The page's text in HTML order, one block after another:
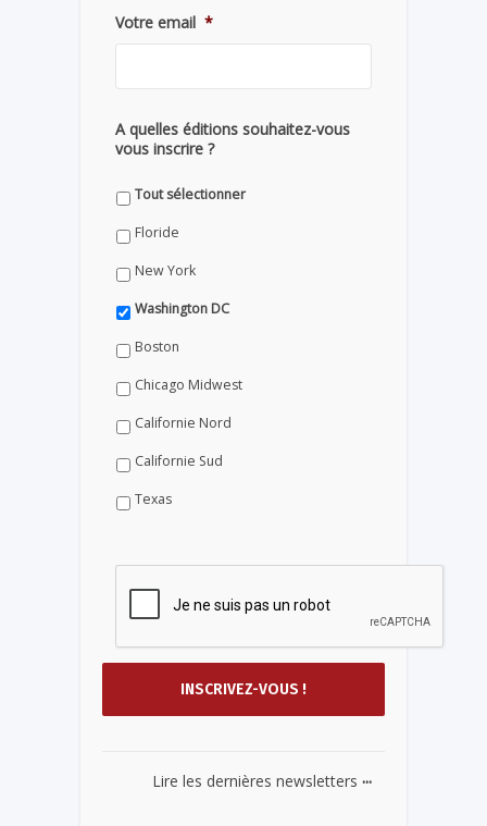
Votre email *
A quelles éditions souhaitez-vous
vous inscrire ?
Tout sélectionner
Floride
New York
Washington DC
Boston
Chicago Midwest
Californie Nord
Californie Sud
Texas
Lire les dernières newsletters ...